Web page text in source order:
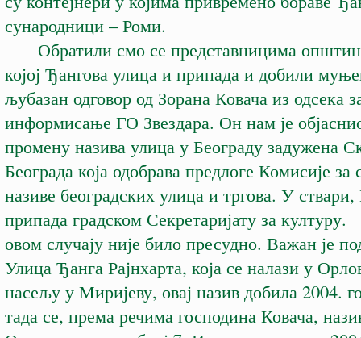
сународници – Роми.
Обратили смо се представницима
којој Ђангова улица и припада и добили
љубазан одговор од Зорана Ковача из одсека
информисање ГО Звездара. Он нам је
промену назива улица у Београду задужена
Београда која одобрава предлоге Комисије
називе београдских улица и тргова. У
припада градском Секретаријату за
овом случају није било пресудно. Важан је
Улица Ђанга Рајнхарта, која се налази у
насељу у Миријеву, овај назив добила 2004.
тада се, према речима господина Ковача,